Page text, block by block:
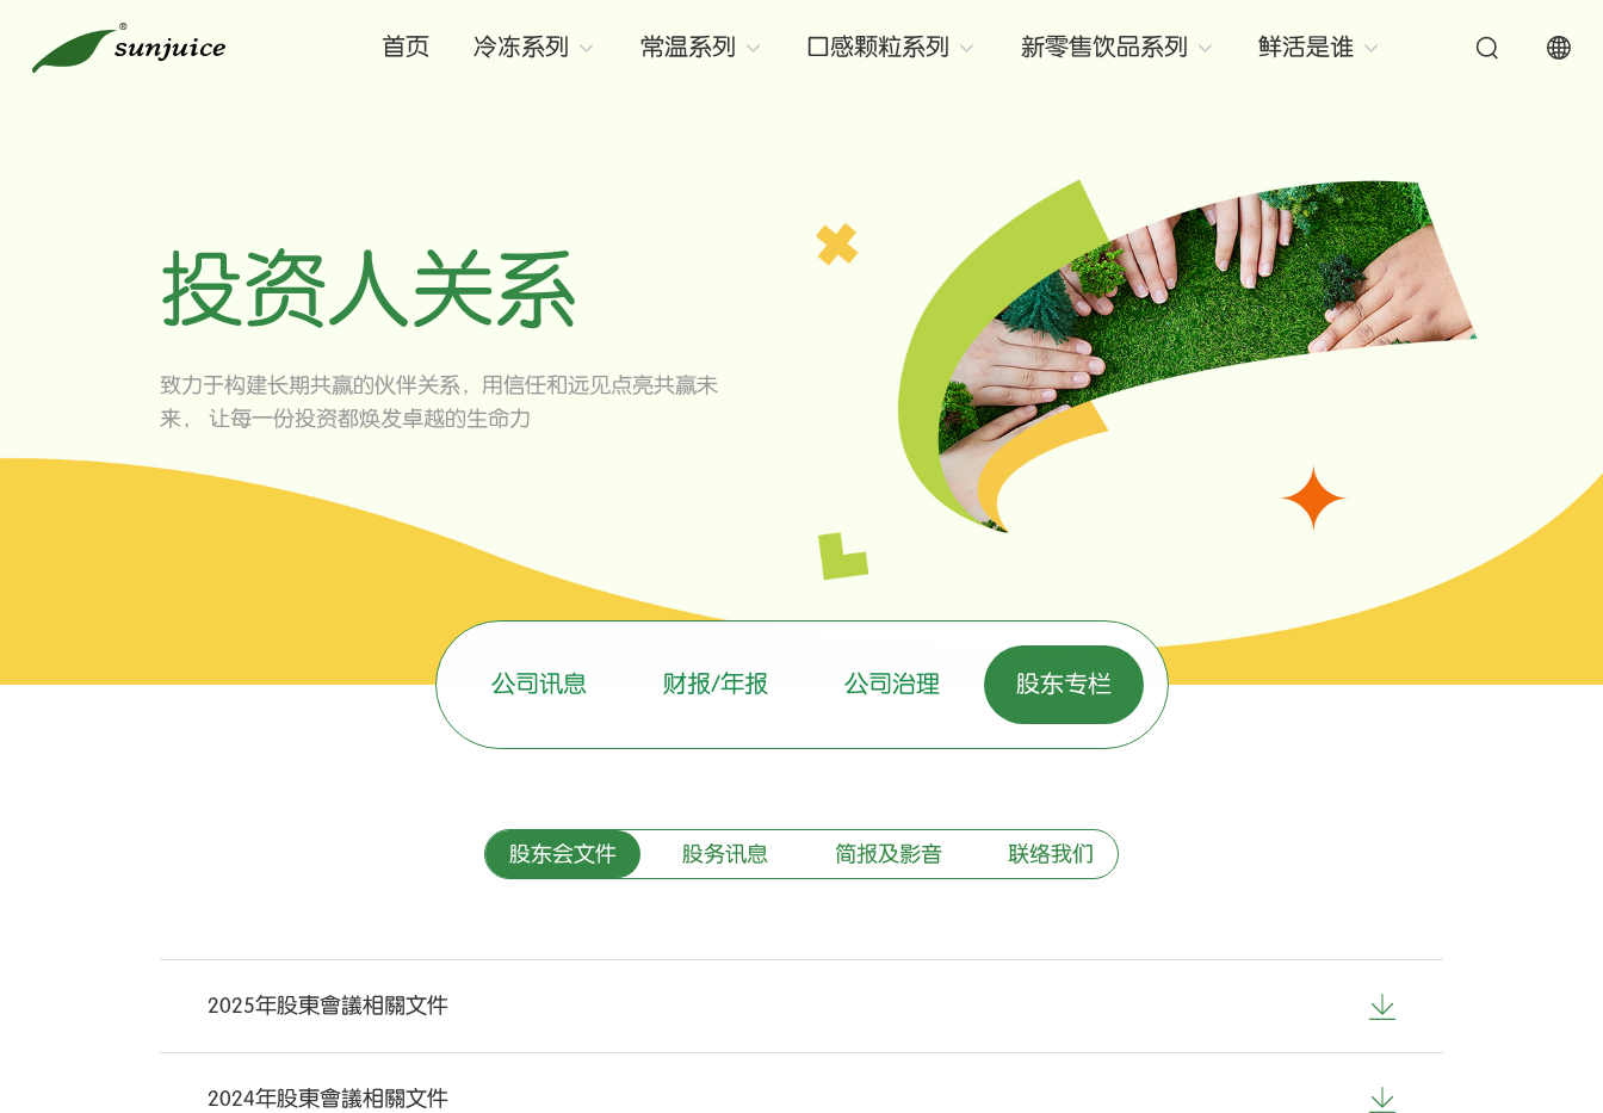
首页 冷冻系列 常温系列 口感颗粒系列 新零售饮品系列 鲜活是谁
投资人关系
致力于构建长期共赢的伙伴关系，用信任和远见点亮共赢未
来， 让每一份投资都焕发卓越的生命力
公司讯息 财报/年报 公司治理 股东专栏
股东会文件 股务讯息 简报及影音 联络我们
2025年股東會議相關文件
2024年股東會議相關文件